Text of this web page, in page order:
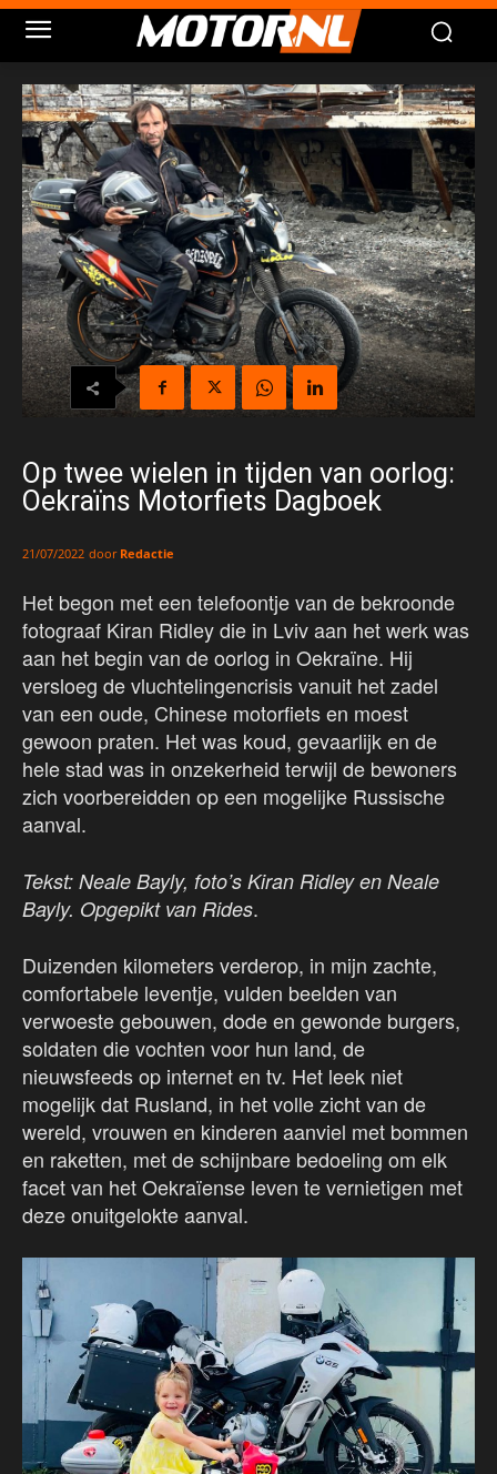
Op twee wielen in tijden van oorlog:
Oekraïns Motorfiets Dagboek
21/07/2022 door Redactie
Het begon met een telefoontje van de bekroonde
fotograaf Kiran Ridley die in Lviv aan het werk was
aan het begin van de oorlog in Oekraïne. Hij
versloeg de vluchtelingencrisis vanuit het zadel
van een oude, Chinese motorfiets en moest
gewoon praten. Het was koud, gevaarlijk en de
hele stad was in onzekerheid terwijl de bewoners
zich voorbereidden op een mogelijke Russische
aanval.
Tekst: Neale Bayly, foto’s Kiran Ridley en Neale
Bayly. Opgepikt van Rides.
Duizenden kilometers verderop, in mijn zachte,
comfortabele leventje, vulden beelden van
verwoeste gebouwen, dode en gewonde burgers,
soldaten die vochten voor hun land, de
nieuwsfeeds op internet en tv. Het leek niet
mogelijk dat Rusland, in het volle zicht van de
wereld, vrouwen en kinderen aanviel met bommen
en raketten, met de schijnbare bedoeling om elk
facet van het Oekraïense leven te vernietigen met
deze onuitgelokte aanval.